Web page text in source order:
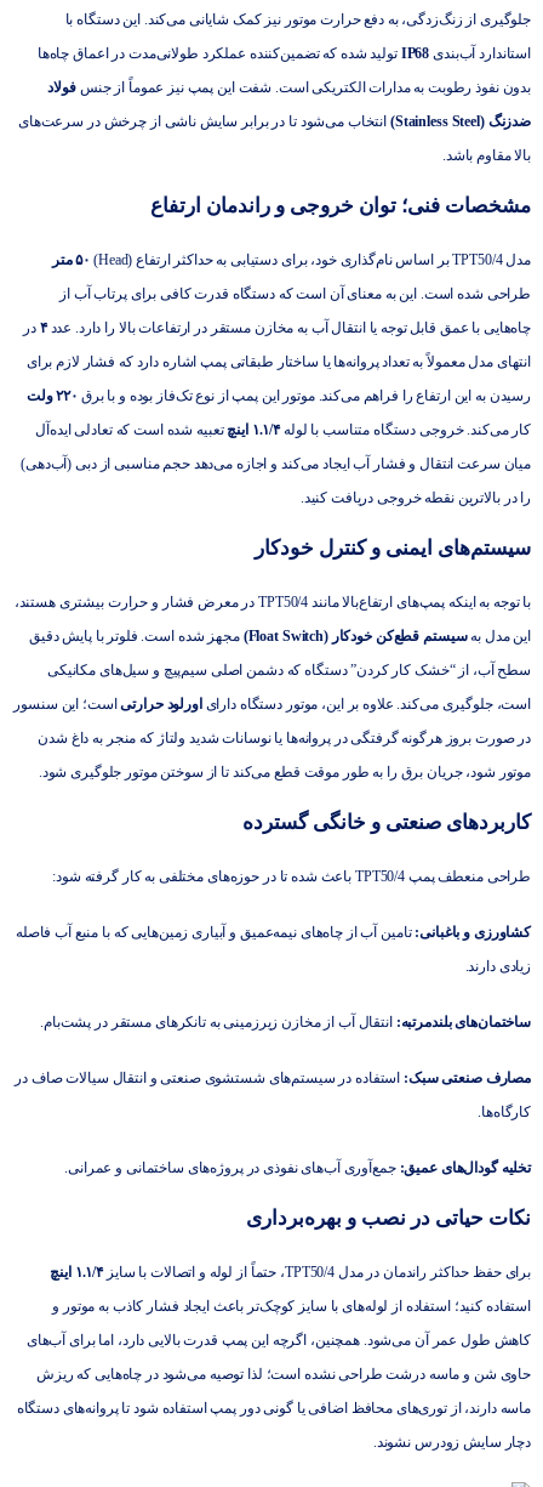
جلوگیری از زنگ‌زدگی، به دفع حرارت موتور نیز کمک شایانی می‌کند. این دستگاه با
استاندارد آب‌بندی IP68 تولید شده که تضمین‌کننده عملکرد طولانی‌مدت در اعماق چاه‌ها
بدون نفوذ رطوبت به مدارات الکتریکی است. شفت این پمپ نیز عموماً از جنسفولاد
ضدزنگ (Stainless Steel)
انتخاب می‌شود تا در برابر سایش ناشی از چرخش در سرعت‌های
بالا مقاوم باشد.
مشخصات فنی؛ توان خروجی و راندمان ارتفاع
مدل TPT50/4 بر اساس نام‌گذاری خود، برای دستیابی به حداکثر ارتفاع (Head)
۵۰ متر
طراحی شده است. این به معنای آن است که دستگاه قدرت کافی برای پرتاب آب از
چاه‌هایی با عمق قابل توجه یا انتقال آب به مخازن مستقر در ارتفاعات بالا را دارد. عدد۴ در
انتهای مدل معمولاً به تعداد پروانه‌ها یا ساختار طبقاتی پمپ اشاره دارد که فشار لازم برای
رسیدن به این ارتفاع را فراهم می‌کند. موتور این پمپ از نوع تک‌فاز بوده و با برق ۲۲۰ ولت
کار می‌کند. خروجی دستگاه متناسب با لوله۱.۱/۴ اینچ
تعبیه شده است که تعادلی ایده‌آل
میان سرعت انتقال و فشار آب ایجاد می‌کند و اجازه می‌دهد حجم مناسبی از دبی (آب‌دهی)
را در بالاترین نقطه خروجی دریافت کنید.
سیستم‌های ایمنی و کنترل خودکار
با توجه به اینکه پمپ‌های ارتفاع‌بالا مانند TPT50/4 در معرض فشار و حرارت بیشتری هستند،
این مدل بهسیستم قطع‌کن خودکار (Float Switch)
مجهز شده است. فلوتر با پایش دقیق
سطح آب، از “خشک کار کردن” دستگاه که دشمن اصلی سیم‌پیچ و سیل‌های مکانیکی
است، جلوگیری می‌کند. علاوه بر این، موتور دستگاه دارایاورلود حرارتیاست؛ این سنسور
در صورت بروز هرگونه گرفتگی در پروانه‌ها یا نوسانات شدید ولتاژ که منجر به داغ شدن
موتور شود، جریان برق را به طور موقت قطع می‌کند تا از سوختن موتور جلوگیری شود.
کاربردهای صنعتی و خانگی گسترده
طراحی منعطف پمپ TPT50/4 باعث شده تا در حوزه‌های مختلفی به کار گرفته شود:
کشاورزی و باغبانی: تامین آب از چاه‌های نیمه‌عمیق و آبیاری زمین‌هایی که با منبع آب فاصله
زیادی دارند.
ساختمان‌های بلندمرتبه: انتقال آب از مخازن زیرزمینی به تانکرهای مستقر در پشت‌بام.
مصارف صنعتی سبک: استفاده در سیستم‌های شستشوی صنعتی و انتقال سیالات صاف در
کارگاه‌ها.
تخلیه گودال‌های عمیق: جمع‌آوری آب‌های نفوذی در پروژه‌های ساختمانی و عمرانی.
نکات حیاتی در نصب و بهره‌برداری
برای حفظ حداکثر راندمان در مدل TPT50/4، حتماً از لوله و اتصالات با سایز
۱.۱/۴ اینچ
استفاده کنید؛ استفاده از لوله‌های با سایز کوچک‌تر باعث ایجاد فشار کاذب به موتور و
کاهش طول عمر آن می‌شود. همچنین، اگرچه این پمپ قدرت بالایی دارد، اما برای آب‌های
حاوی شن و ماسه درشت طراحی نشده است؛ لذا توصیه می‌شود در چاه‌هایی که ریزش
ماسه دارند، از توری‌های محافظ اضافی یا گونی دور پمپ استفاده شود تا پروانه‌های دستگاه
دچار سایش زودرس نشوند.